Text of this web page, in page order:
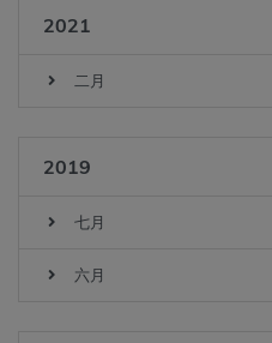
2021
二月
2019
七月
六月